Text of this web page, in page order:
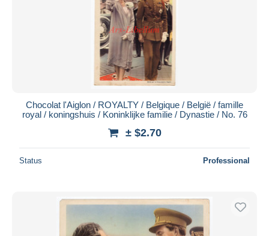
Chocolat l'Aiglon / ROYALTY / Belgique / België / famille
royal / koningshuis / Koninklijke familie / Dynastie / No. 76
± $2.70
Status Professional